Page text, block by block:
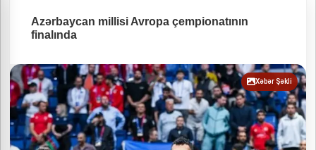
Azərbaycan millisi Avropa çempionatının
finalında
Xəbər Şəkli